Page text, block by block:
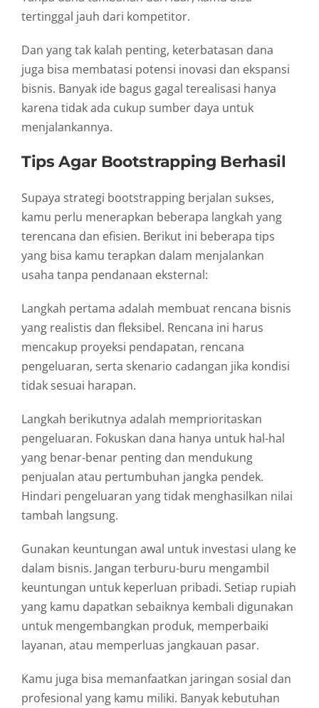
tertinggal jauh dari kompetitor.
Dan yangtak kalah penting, keterbatasan dana
juga bisa membatasi potensi inovasi dan ekspansi
bisnis. Banyak ide bagus gagal terealisasi hanya
karena tidakada cukup sumber daya untuk
menjalankannya.
TipsAgar Bootstrapping Berhasil
Supaya strategi bootstrapping berjalan sukses,
kamu perlu menerapkan beberapa langkah yang
terencana dan efisien. Berikut ini beberapa tips
yang bisa kamu terapkan dalam menjalankan
usaha tanpa pendanaan eksternal:
Langkah pertama adalah membuat rencana bisnis
yang realistis dan fleksibel. Rencana ini harus
mencakup proyeksi pendapatan, rencana
pengeluaran, serta skenario cadangan jika kondisi
tidak sesuai harapan.
Langkah berikutnya adalah memprioritaskan
pengeluaran. Fokuskan dana hanya untuk hal-hal
yang benar-benar penting dan mendukung
penjualan atau pertumbuhan jangka pendek.
Hindari pengeluaran yangtidak menghasilkan nilai
tambah langsung.
Gunakan keuntungan awal untuk investasi ulang ke
dalam bisnis. Jangan terburu-buru mengambil
keuntungan untuk keperluan pribadi. Setiap rupiah
yang kamu dapatkan sebaiknya kembali digunakan
untuk mengembangkan produk, memperbaiki
layanan, atau memperluas jangkauan pasar.
Kamu juga bisa memanfaatkan jaringan sosial dan
profesional yang kamu miliki. Banyak kebutuhan